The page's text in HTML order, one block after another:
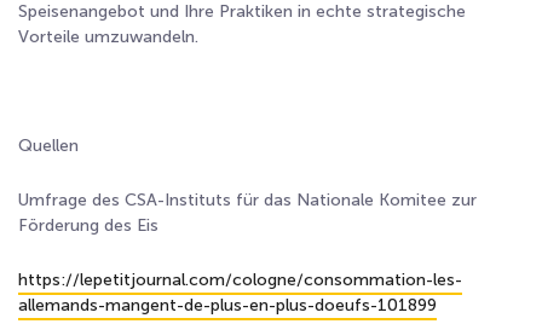
Speisenangebot und Ihre Praktiken in echte strategische
Vorteile umzuwandeln.
Quellen
Umfrage des CSA-Instituts für das Nationale Komitee zur
Förderung des Eis
https://lepetitjournal.com/cologne/consommation-les-
allemands-mangent-de-plus-en-plus-doeufs-101899